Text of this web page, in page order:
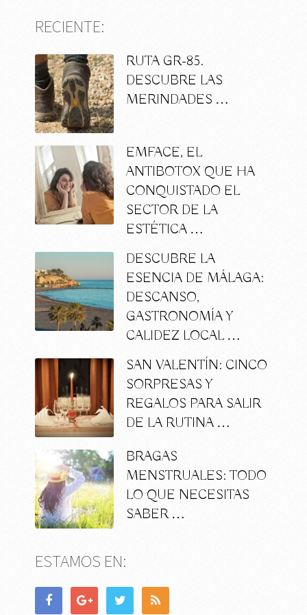
RECIENTE:
RUTA GR-85.
DESCUBRE LAS
MERINDADES …
EMFACE, EL
ANTIBOTOX QUE HA
CONQUISTADO EL
SECTOR DE LA
ESTÉTICA …
DESCUBRE LA
ESENCIA DE MÁLAGA:
DESCANSO,
GASTRONOMÍA Y
CALIDEZ LOCAL …
SAN VALENTÍN: CINCO
SORPRESAS Y
REGALOS PARA SALIR
DE LA RUTINA …
BRAGAS
MENSTRUALES: TODO
LO QUE NECESITAS
SABER …
ESTAMOS EN: